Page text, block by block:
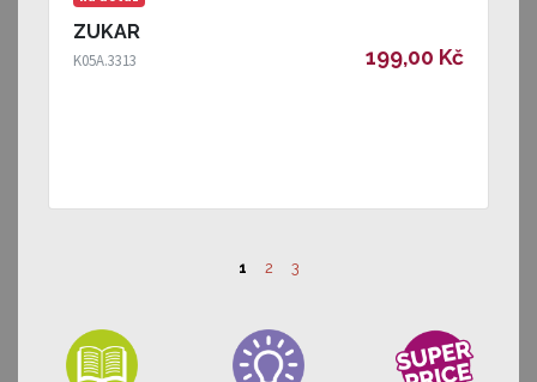
ZUKAR
K05A.3313 199,00 Kč
1 2 3